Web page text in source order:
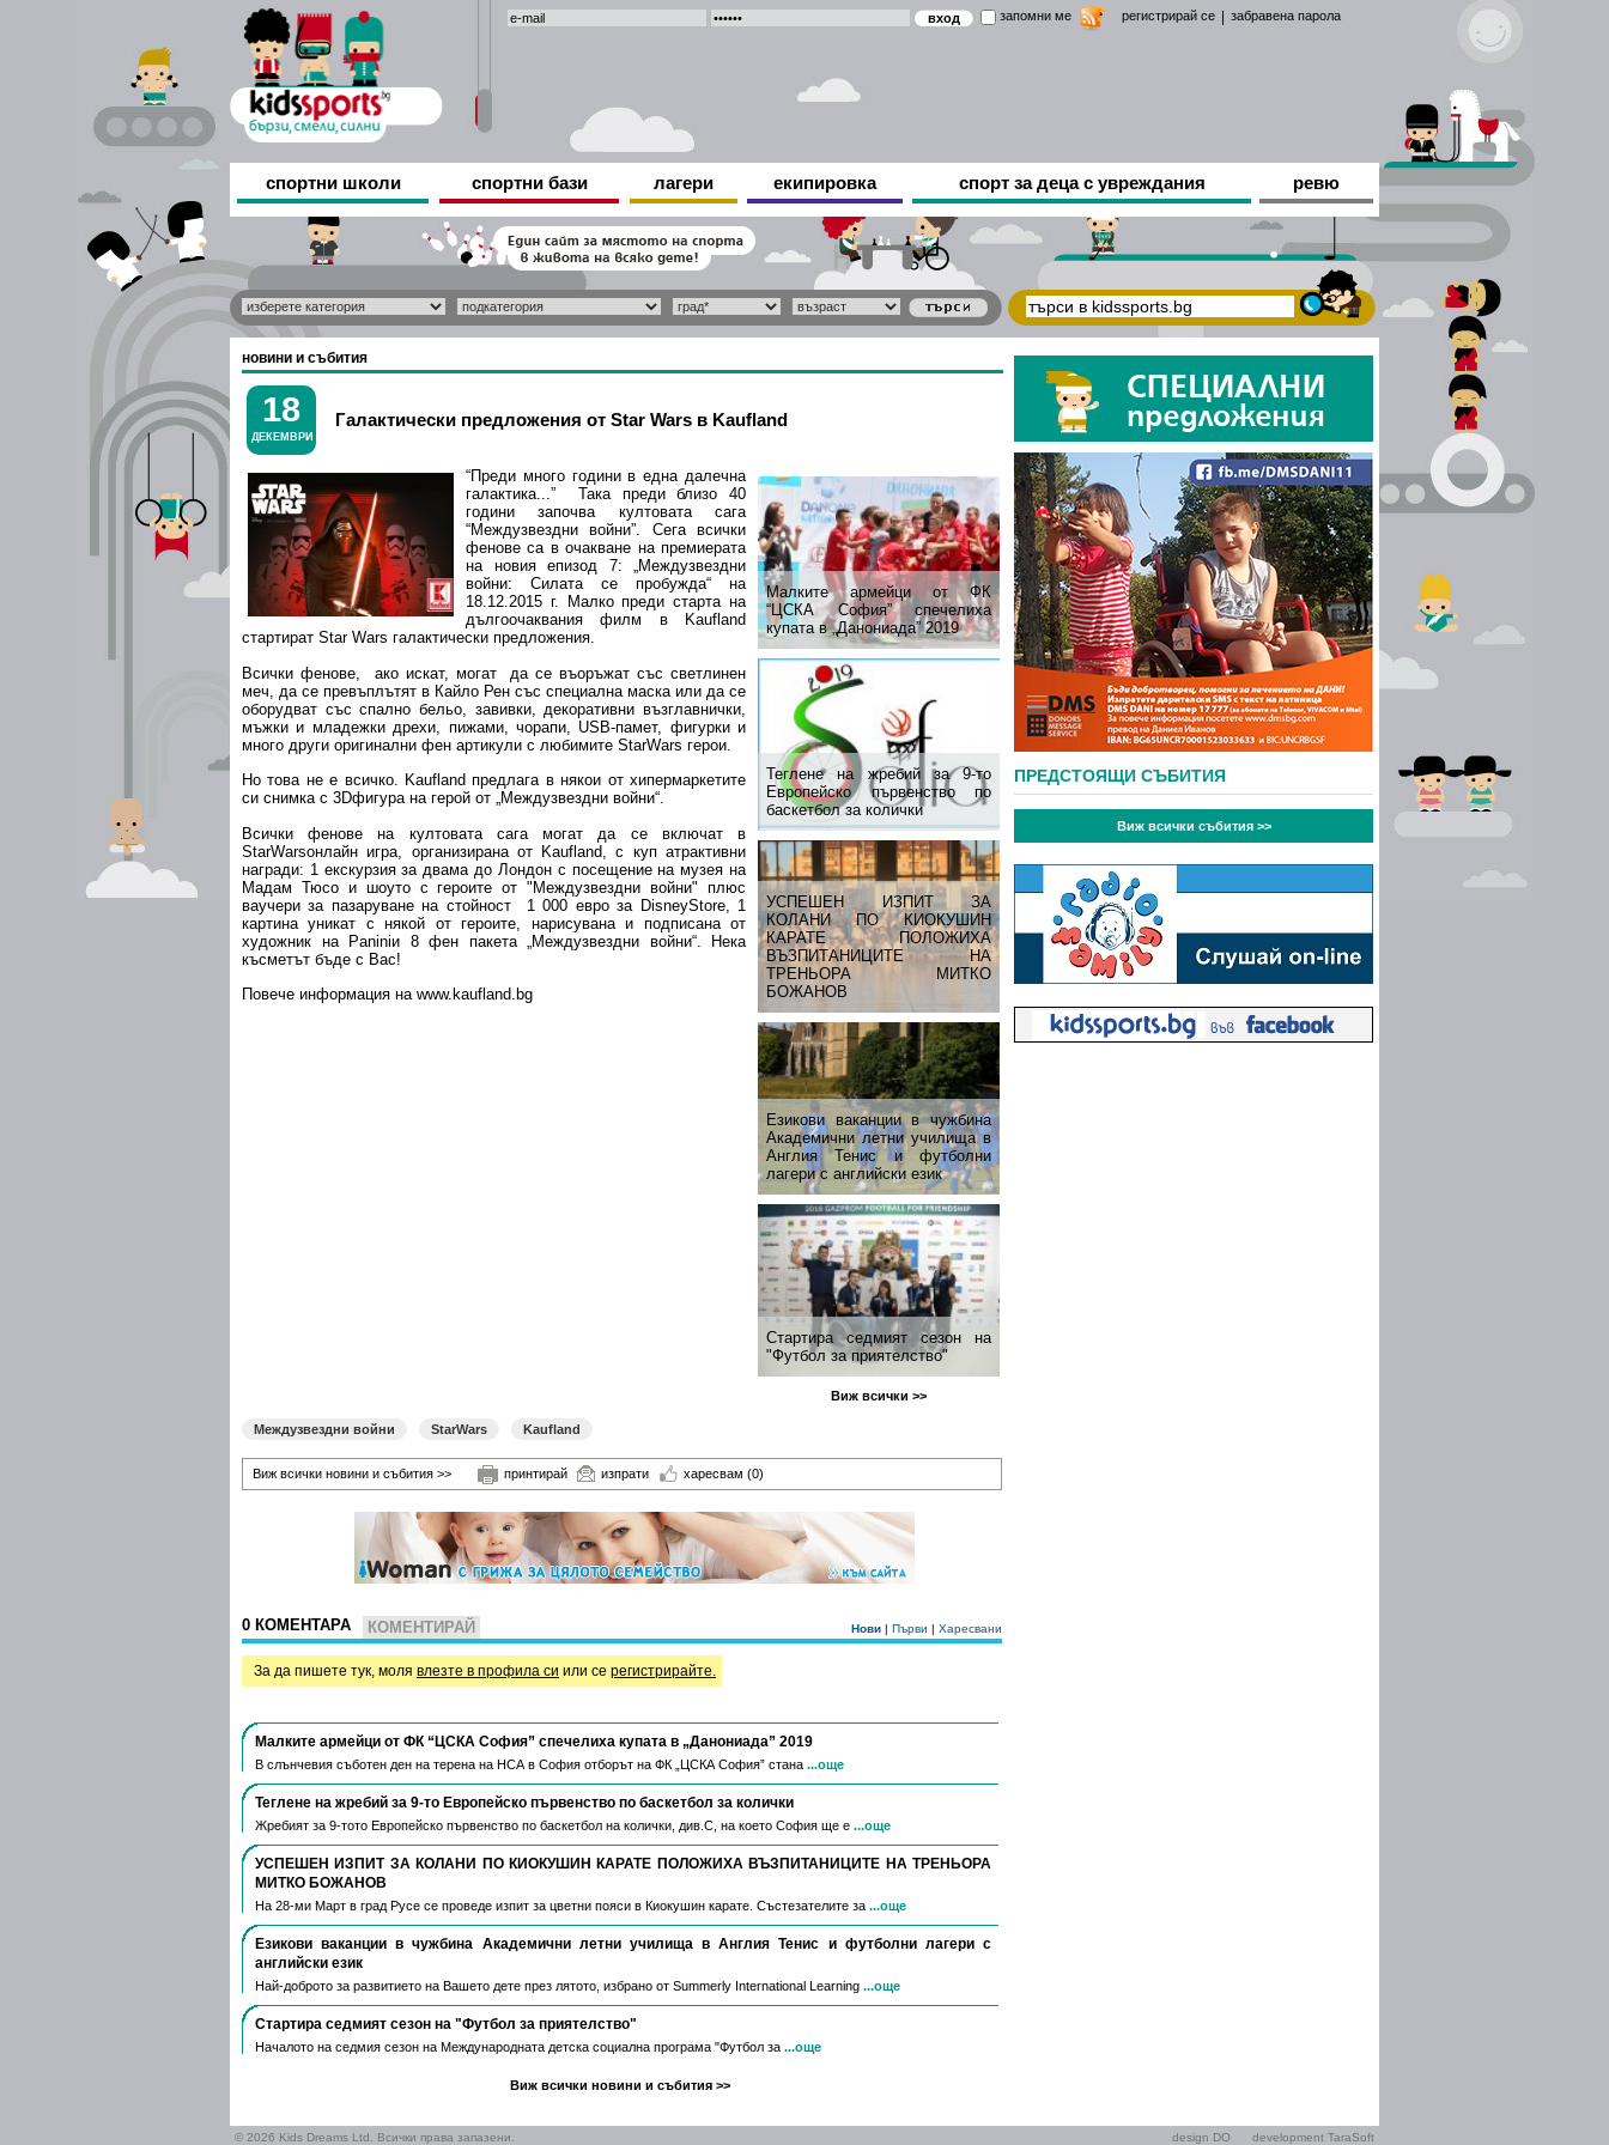
запомни ме регистрирай се забравена парола
спортни школи спортни бази лагери екипировка спорт за деца с увреждания ревю
новини и събития
18
ДЕКЕМВРИ
Галактически предложения от Star Wars в Kaufland
Малките армейци от ФК
“ЦСКА София” спечелиха
купата в „Данониада” 2019
Теглене на жребий за 9-то
Европейско първенство по
баскетбол за колички
УСПЕШЕН ИЗПИТ ЗА
КОЛАНИ ПО КИОКУШИН
КАРАТЕ ПОЛОЖИХА
ВЪЗПИТАНИЦИТЕ НА
ТРЕНЬОРА МИТКО
БОЖАНОВ
Езикови ваканции​ в чужбина
Академични летни училища в
Англия Тенис и футболни
лагери с английски език
Стартира седмият сезон на
"Футбол за приятелство"
Виж всички >>
“Преди много години в една далечна
галактика...” Така преди близо 40
години започва култовата сага
“Междузвездни войни”. Сега всички
фенове са в очакване на премиерата
на новия епизод 7: „Междузвездни
войни: Силата се пробужда“ на
18.12.2015 г. Малко преди старта на
дългоочаквания филм в Kaufland
стартират Star Wars галактически предложения.
Всички фенове, ако искат, могат да се въоръжат със светлинен
меч, да се превъплътят в Кайло Рен със специална маска или да се
оборудват със спално бельо, завивки, декоративни възглавнички,
мъжки и младежки дрехи, пижами, чорапи, USB-памет, фигурки и
много други оригинални фен артикули с любимите StarWars герои.
Но това не е всичко. Kaufland предлага в някои от хипермаркетите
си снимка с 3Dфигура на герой от „Междузвездни войни“.
Всички фенове на култовата сага могат да се включат в
StarWarsонлайн игра, организирана от Kaufland, с куп атрактивни
награди: 1 екскурзия за двама до Лондон с посещение на музея на
Мадам Тюсо и шоуто с героите от "Междузвездни войни" плюс
ваучери за пазаруване на стойност 1 000 евро за DisneyStore, 1
картина уникат с някой от героите, нарисувана и подписана от
художник на Paniniи 8 фен пакета „Междузвездни войни“. Нека
късметът бъде с Вас!
Повече информация на www.kaufland.bg
Междузвездни войни StarWars Kaufland
Виж всички новини и събития >> принтирай изпрати харесвам (0)
0 КОМЕНТАРА КОМЕНТИРАЙ Нови | Първи | Харесвани
За да пишете тук, моля влезте в профила си или се регистрирайте.
Малките армейци от ФК “ЦСКА София” спечелиха купата в „Данониада” 2019
В слънчевия съботен ден на терена на НСА в София отборът на ФК „ЦСКА София” стана ...още
Теглене на жребий за 9-то Европейско първенство по баскетбол за колички
Жребият за 9-тото Европейско първенство по баскетбол на колички, див.С, на което София ще е ...още
УСПЕШЕН ИЗПИТ ЗА КОЛАНИ ПО КИОКУШИН КАРАТЕ ПОЛОЖИХА ВЪЗПИТАНИЦИТЕ НА ТРЕНЬОРА
МИТКО БОЖАНОВ
На 28-ми Март в град Русе се проведе изпит за цветни пояси в Киокушин карате. Състезателите за ...още
Езикови ваканции​ в чужбина Академични летни училища в Англия Тенис и футболни лагери с
английски език
Най-доброто за развитието на Вашето дете през лятото, избрано от Summerly International Learning ...още
Стартира седмият сезон на "Футбол за приятелство"
Началото на седмия сезон на Международната детска социална програма "Футбол за ...още
Виж всички новини и събития >>
ПРЕДСТОЯЩИ СЪБИТИЯ
Виж всички събития >>
© 2026 Kids Dreams Ltd. Всички права запазени. design DO development TaraSoft